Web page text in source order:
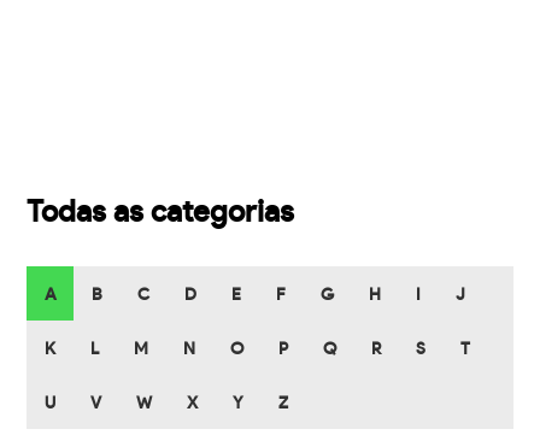
Todas as categorias
A B C D E F G H J
K L M N O P Q R S T
U V W X Y Z